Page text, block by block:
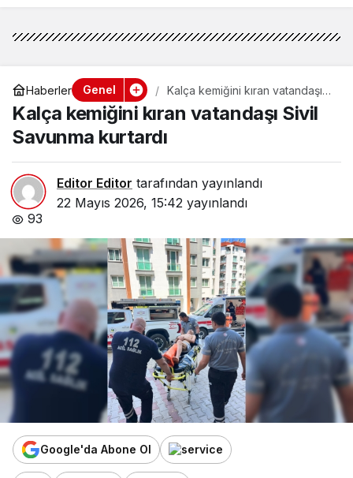
Haberler Genel
Kalça kemiğini kıran vatandaşı
Sivil Savunma kurtardı
Kalça kemiğini kıran vatandaşı Sivil
Savunma kurtardı
Editor Editor tarafından yayınlandı
22 Mayıs 2026, 15:42 yayınlandı
93
Google'da Abone Ol